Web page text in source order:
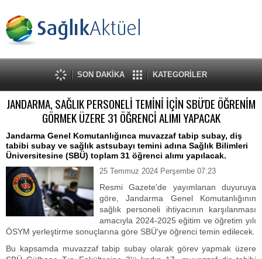
SON DAKİKA KATEGORİLER
JANDARMA, SAĞLIK PERSONELİ TEMİNİ İÇİN SBÜ'DE ÖĞRENİM
GÖRMEK ÜZERE 31 ÖĞRENCİ ALIMI YAPACAK
Jandarma Genel Komutanlığınca muvazzaf tabip subay, diş
tabibi subay ve sağlık astsubayı temini adına Sağlık Bilimleri
Üniversitesine (SBÜ) toplam 31 öğrenci alımı yapılacak.
25 Temmuz 2024 Perşembe 07:23
Resmi Gazete'de yayımlanan duyuruya
göre, Jandarma Genel Komutanlığının
sağlık personeli ihtiyacının karşılanması
amacıyla 2024-2025 eğitim ve öğretim yılı
ÖSYM yerleştirme sonuçlarına göre SBÜ'ye öğrenci temin edilecek.
Bu kapsamda muvazzaf tabip subay olarak görev yapmak üzere